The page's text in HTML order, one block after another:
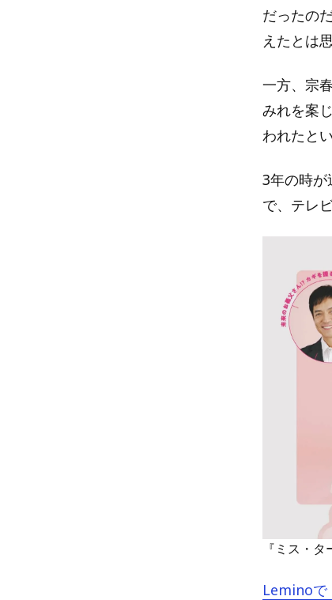
だったの
えたとは
一方、宗
みれを案
われたと
3年の時が
で、テレ
『ミス・タ
Leminoで